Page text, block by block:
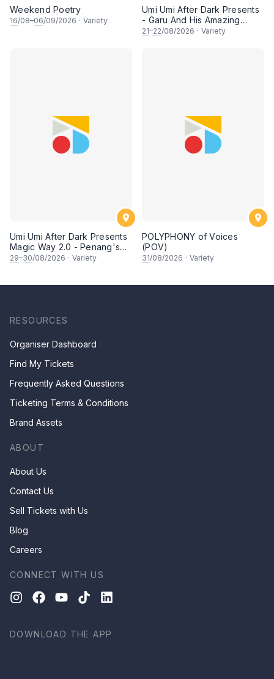
Weekend Poetry
16/08–06/09/2026 · Variety
Umi Umi After Dark Presents
- Garu And His Amazing
Friends
21–22/08/2026 · Variety
Umi Umi After Dark Presents
Magic Way 2.0 - Penang's
Own Magicians Return
29–30/08/2026 · Variety
POLYPHONY of Voices
(POV)
31/08/2026 · Variety
RESOURCES
Organiser Dashboard
Find My Tickets
Frequently Asked Questions
Ticketing Terms & Conditions
Brand Assets
ABOUT
About Us
Contact Us
Sell Tickets with Us
Blog
Careers
CONNECT WITH US
DOWNLOAD THE APP